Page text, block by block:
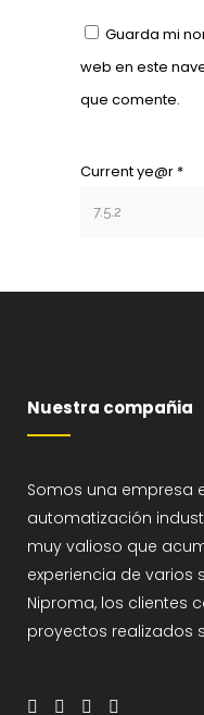
Guarda mi
web en este
que comente.
Current ye@r *
Nuestra compañia
Somos una empresa
automatización
muy valioso que
experiencia de varios
Niproma, los clientes
proyectos realizados